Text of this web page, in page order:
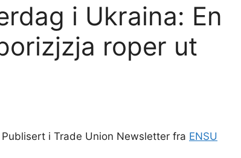
i Ukraina: En
roper ut
i Trade Union Newsletter fra ENSU